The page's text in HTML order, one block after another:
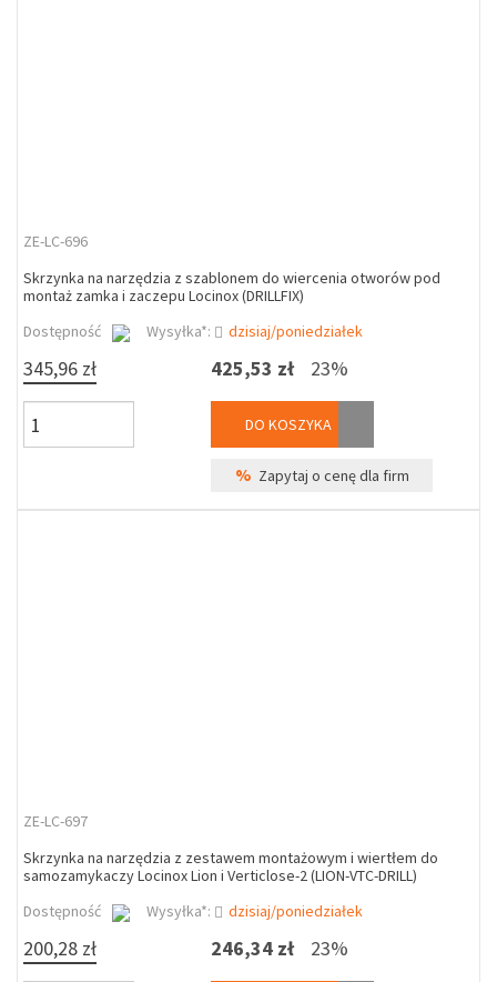
ZE-LC-696
Skrzynka na narzędzia z szablonem do wiercenia otworów pod
montaż zamka i zaczepu Locinox (DRILLFIX)
Dostępność
Wysyłka*: dzisiaj/poniedziałek
345,96 zł 425,53 zł 23%
DO KOSZYKA
% Zapytaj o cenę dla firm
ZE-LC-697
Skrzynka na narzędzia z zestawem montażowym i wiertłem do
samozamykaczy Locinox Lion i Verticlose-2 (LION-VTC-DRILL)
Dostępność
Wysyłka*: dzisiaj/poniedziałek
200,28 zł 246,34 zł 23%